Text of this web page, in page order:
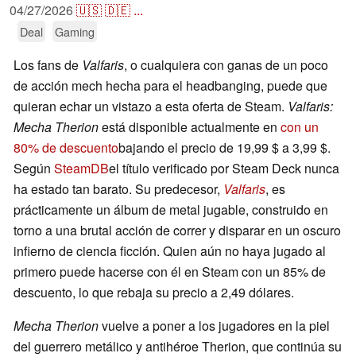
04/27/2026🇺🇸🇩🇪 ...
Deal Gaming
Los fans de Valfaris, o cualquiera con ganas de un poco
de acción mech hecha para el headbanging, puede que
quieran echar un vistazo a esta oferta de Steam. Valfaris:
Mecha Therionestá disponible actualmente en con un
80% de descuentobajando el precio de 19,99 $ a 3,99 $.
Según SteamDBel título verificado por Steam Deck nunca
ha estado tan barato. Su predecesor, Valfaris, es
prácticamente un álbum de metal jugable, construido en
torno a una brutal acción de correr y disparar en un oscuro
infierno de ciencia ficción. Quien aún no haya jugado al
primero puede hacerse con él en Steam con un 85% de
descuento, lo que rebaja su precio a 2,49 dólares.
Mecha Therionvuelve a poner a los jugadores en la piel
del guerrero metálico y antihéroe Therion, que continúa su